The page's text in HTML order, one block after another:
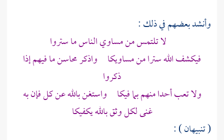
وأنشد بعضهم في ذلك :
لا تلتمس من مساوي الناس ما ستروا
فيكشف الله سترا من مساويكا واذكر محاسن ما فيهم إذا
ذكروا
ولا تعب أحدا منهم بما فيكا واستغن بالله عن كل فإن به
غنى لكل وثق بالله يكفيكا
( تنبيهان ) :